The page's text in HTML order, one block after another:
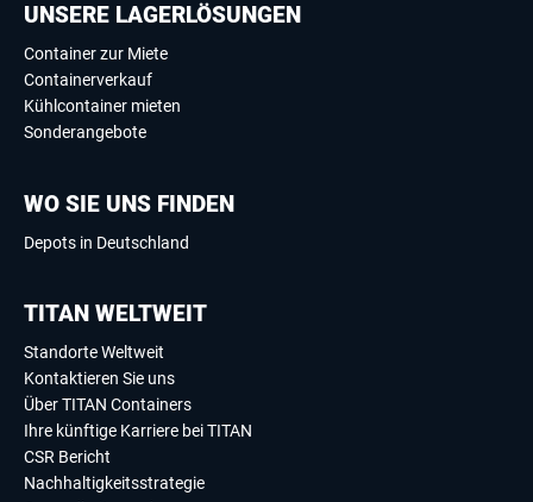
UNSERE LAGERLÖSUNGEN
Container zur Miete
Containerverkauf
Kühlcontainer mieten
Sonderangebote
WO SIE UNS FINDEN
Depots in Deutschland
TITAN WELTWEIT
Standorte Weltweit
Kontaktieren Sie uns
Über TITAN Containers
Ihre künftige Karriere bei TITAN
CSR Bericht
Nachhaltigkeitsstrategie